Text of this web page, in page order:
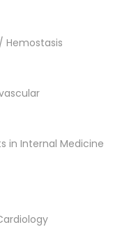
Hemostasis
in Internal Medicine